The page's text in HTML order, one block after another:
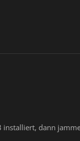
installiert, dann